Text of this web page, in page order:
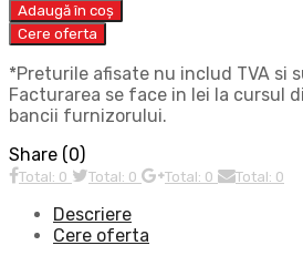
Adaugă în coș
Cere oferta
*Preturile afisate nu includ TVA si
Facturarea se face in lei la cursul
bancii furnizorului.
Share (0)
Total: 0 Total: 0 Total: 0 Total: 0
Descriere
Cere oferta